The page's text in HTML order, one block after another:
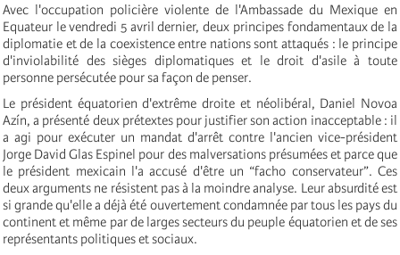
Avec l'occupation policière violente de l'Ambassade du Mexique en
Equateur le vendredi 5 avril dernier, deux principes fondamentaux de la
diplomatie et de la coexistence entre nations sont attaqués : le principe
d'inviolabilité des sièges diplomatiques et le droit d'asile à toute
personne persécutée pour sa façon de penser.
Le président équatorien d'extrême droite et néolibéral, Daniel Novoa
Azín, a présenté deux prétextes pour justifier son action inacceptable : il
a agi pour exécuter un mandat d'arrêt contre l'ancien vice-président
Jorge David Glas Espinel pour des malversations présumées et parce que
le président mexicain l'a accusé d'être un “facho conservateur”. Ces
deux arguments ne résistent pas à la moindre analyse. Leur absurdité est
si grande qu'elle a déjà été ouvertement condamnée par tous les pays du
continent et même par de larges secteurs du peuple équatorien et de ses
représentants politiques et sociaux.